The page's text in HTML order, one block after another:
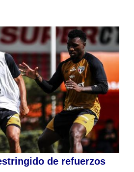
de refuerzos